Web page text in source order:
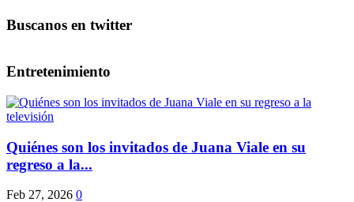
Buscanos en twitter
Entretenimiento
Quiénes son los invitados de Juana Viale en su
regreso a la...
Feb 27, 2026 0